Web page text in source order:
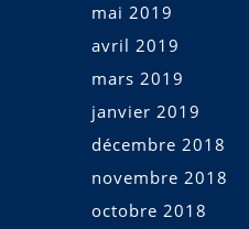
mai 2019
avril 2019
mars 2019
janvier 2019
décembre 2018
novembre 2018
octobre 2018